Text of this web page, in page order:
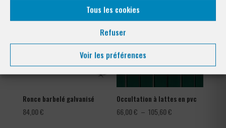
Tous les cookies
Refuser
Voir les préférences
Ronce barbelé galvanisé
84,00€
Occultation à lattes en pvc
66,00€ – 105,60€